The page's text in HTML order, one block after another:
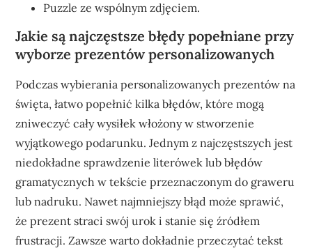
Puzzle ze wspólnym zdjęciem.
Jakie są najczęstsze błędy popełniane przy
wyborze prezentów personalizowanych
Podczas wybierania personalizowanych prezentów na
święta, łatwo popełnić kilka błędów, które mogą
zniweczyć cały wysiłek włożony w stworzenie
wyjątkowego podarunku. Jednym z najczęstszych jest
niedokładne sprawdzenie literówek lub błędów
gramatycznych w tekście przeznaczonym do graweru
lub nadruku. Nawet najmniejszy błąd może sprawić,
że prezent straci swój urok i stanie się źródłem
frustracji. Zawsze warto dokładnie przeczytać tekst